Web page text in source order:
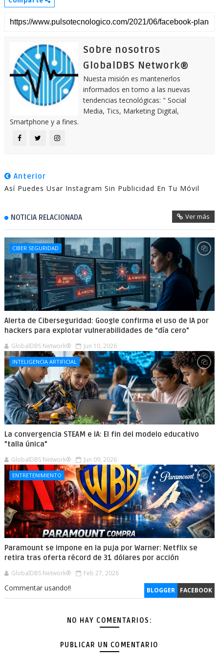
Sobre nosotros
GlobalDBS Network®
Nuesta misión es mantenerlos
informados en torno a las nuevas
tendencias tecnológicas: " Social
Media, Tics, Marketing Digital,
Smartphone y a fines.
Anterior
Así Puedes Usar Instagram Sin Publicidad En Tu Móvil
NOTICIA RELACIONADA Ver más
CIBER SEGURIDAD
Alerta de Ciberseguridad: Google confirma el uso de IA por
hackers para explotar vulnerabilidades de “día cero”
GlobalDBS Network® Jun 10, 2026
INTELIGENCIA ARTIFICIAL
La convergencia STEAM e IA: El fin del modelo educativo
"talla única"
GlobalDBS Network® Jun 09, 2026
ENTRETENIMIENTO
Paramount se impone en la puja por Warner: Netflix se
retira tras oferta récord de 31 dólares por acción
GlobalDBS Network® Feb 27, 2026
BLOGGER FACEBOOK
Commentar usando!!
NO HAY COMENTARIOS:
PUBLICAR UN COMENTARIO